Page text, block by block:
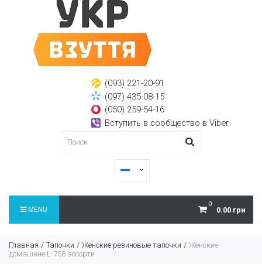
(093) 221-20-91
(097) 435-08-15
(050) 259-54-16
Вступить в сообщество в Viber
0
0.00 грн
MENU
Главная Тапочки Женские резиновые тапочки
Женские
домашние L-758 ассорти